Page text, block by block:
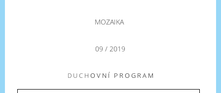
MOZAIKA
09 / 2019
D U C H O V N Í P R O G R A M